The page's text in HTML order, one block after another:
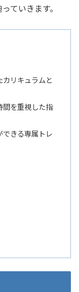
ていきます。
リキュラムと
を重視した指
きる専属トレ